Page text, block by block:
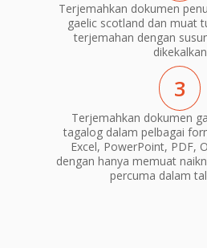
Terjemahkan dokumen
gaelic scotland dan muat
terjemahan dengan
dikekalkan
3
Terjemahkan dokumen
tagalog dalam pelbagai
Excel, PowerPoint, PDF,
dengan hanya memuat
percuma dalam